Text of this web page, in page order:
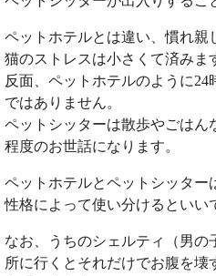
ペットホテルとは違い、慣れ親
猫のストレスは小さくて済みま
反面、ペットホテルのように
ではありません。
ペットシッターは散歩やごはん
程度のお世話になります。
ペットホテルとペットシッター
性格によって使い分けるといい
なお、うちのシェルティ（男
所に行くとそれだけでお腹を